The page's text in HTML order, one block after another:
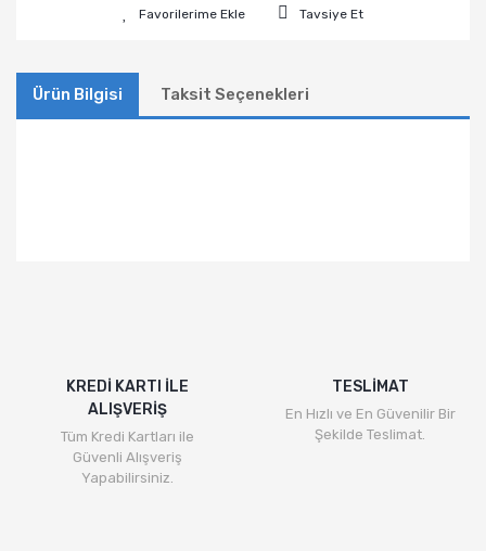
Tavsiye Et
Ürün Bilgisi Taksit Seçenekleri
KREDİ KARTI İLE
ALIŞVERİŞ
Tüm Kredi Kartları ile
Güvenli Alışveriş
Yapabilirsiniz.
TESLİMAT
En Hızlı ve En Güvenilir Bir
Şekilde Teslimat.